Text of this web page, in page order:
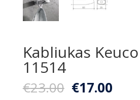
Kabliukas
11514
€23.00 Original
€17.00